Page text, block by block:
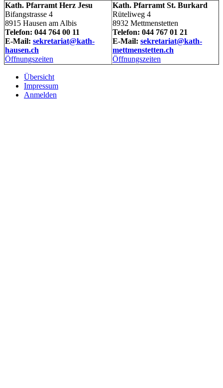
Kath. Pfarramt Herz Jesu
Bifangstrasse 4
8915 Hausen am Albis
Telefon: 044 764 00 11
E-Mail: sekretariat@kath-
hausen.ch
Öffnungszeiten
Kath. Pfarramt St. Burkard
Rüteliweg 4
8932 Mettmenstetten
Telefon: 044 767 01 21
E-Mail: sekretariat@kath-
mettmenstetten.ch
Öffnungszeiten
Übersicht
Impressum
Anmelden